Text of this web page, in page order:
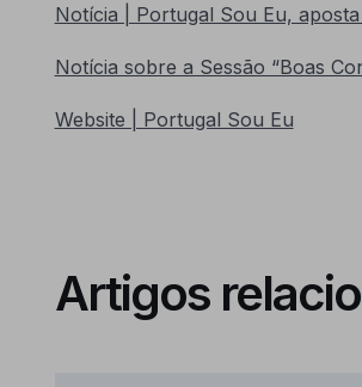
Notícia | Portugal Sou Eu,
Notícia sobre a Sessão “Boas
Website | Portugal Sou Eu
Artigos